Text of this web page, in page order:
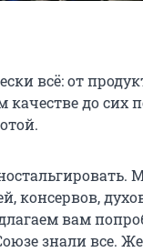
всё: от
до сих
консервов,
вам
знали все.